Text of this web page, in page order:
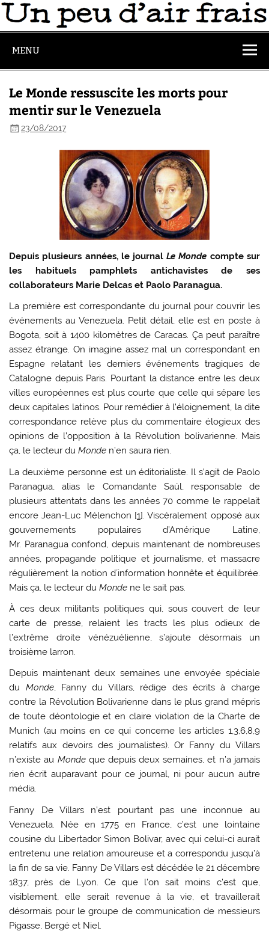
MENU
Le Monde ressuscite les morts pour
mentir sur le Venezuela
23/08/2017
Depuis plusieurs années, le journalLe Monde compte sur
les habituels pamphlets antichavistes de ses
collaborateurs Marie Delcas et Paolo Paranagua.
La première est correspondante du journal pour couvrir les
événements au Venezuela. Petit détail, elle est en poste à
Bogota, soit à 1400 kilomètres de Caracas. Ça peut paraître
assez étrange. On imagine assez mal un correspondant en
Espagne relatant les derniers événements tragiques de
Catalogne depuis Paris. Pourtant la distance entre les deux
villes européennes est plus courte que celle qui sépare les
deux capitales latinos. Pour remédier à l’éloignement, la dite
correspondance relève plus du commentaire élogieux des
opinions de l’opposition à la Révolution bolivarienne. Mais
ça, le lecteur duMonde n’en saura rien.
La deuxième personne est un éditorialiste. Il s’agit de Paolo
Paranagua, alias le Comandante Saúl, responsable de
plusieurs attentats dans les années 70 comme le rappelait
encore Jean-Luc Mélenchon [1]. Viscéralement opposé aux
gouvernements populaires d’Amérique Latine,
Mr. Paranagua confond, depuis maintenant de nombreuses
années, propagande politique et journalisme, et massacre
régulièrement la notion d´information honnête et équilibrée.
Mais ça, le lecteur duMonde ne le sait pas.
À ces deux militants politiques qui, sous couvert de leur
carte de presse, relaient les tracts les plus odieux de
l’extrême droite vénézuélienne, s’ajoute désormais un
troisième larron.
Depuis maintenant deux semaines une envoyée spéciale
du Monde, Fanny du Villars, rédige des écrits à charge
contre la Révolution Bolivarienne dans le plus grand mépris
de toute déontologie et en claire violation de la Charte de
Munich (au moins en ce qui concerne les articles 1,3,6,8,9
relatifs aux devoirs des journalistes). Or Fanny du Villars
n’existe au Mondeque depuis deux semaines, et n’a jamais
rien écrit auparavant pour ce journal, ni pour aucun autre
média.
Fanny De Villars n’est pourtant pas une inconnue au
Venezuela. Née en 1775 en France, c’est une lointaine
cousine du Libertador Simon Bolivar, avec qui celui-ci aurait
entretenu une relation amoureuse et a correspondu jusqu’à
la fin de sa vie. Fanny De Villars est décédée le 21 décembre
1837, près de Lyon. Ce que l’on sait moins c’est que,
visiblement, elle serait revenue à la vie, et travaillerait
désormais pour le groupe de communication de messieurs
Pigasse, Bergé et Niel.